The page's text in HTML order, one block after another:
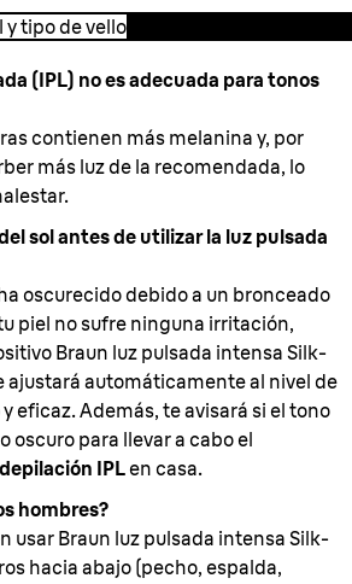
y tipo de vello
(IPL) no es adecuada para tonos
contienen más melanina y, por
más luz de la recomendada, lo
sol antes de utilizar la luz pulsada
oscurecido debido a un bronceado
piel no sufre ninguna irritación,
Braun luz pulsada intensa Silk-
ajustará automáticamente al nivel de
eficaz. Además, te avisará si el tono
oscuro para llevar a cabo el
IPLen casa.
hombres?
usar Braun luz pulsada intensa Silk-
hacia abajo (pecho, espalda,